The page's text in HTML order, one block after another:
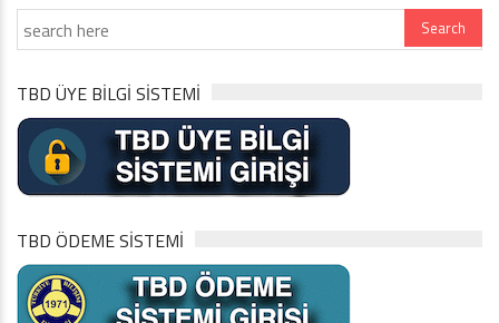
TBD ÜYE BİLGİ SİSTEMİ
TBD ÖDEME SİSTEMİ